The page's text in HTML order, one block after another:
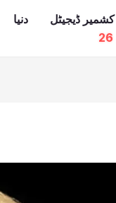
کشمیر ڈیجیٹل دنیا